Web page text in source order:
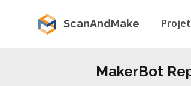
ScanAndMake
MakerBot